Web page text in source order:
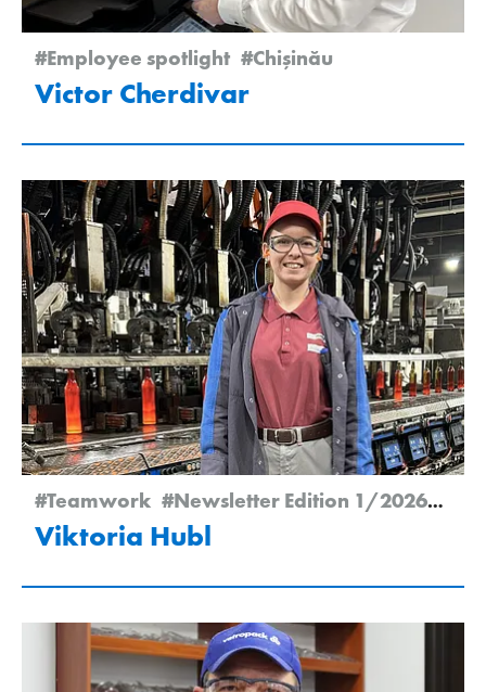
#Employee spotlight #Chişinău
Victor Cherdivar
#Teamwork #Newsletter Edition 1/2026
Viktoria Hubl